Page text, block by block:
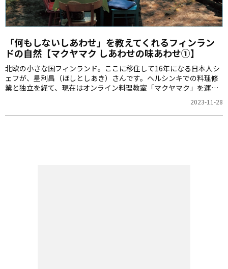
「何もしないしあわせ」を教えてくれるフィンラン
ドの自然【マクヤマク しあわせの味あわせ①】
北欧の小さな国フィンランド。ここに移住して16年になる日本人シ
ェフが、星利昌（ほしとしあき）さんです。ヘルシンキでの料理修
業と独立を経て、現在はオンライン料理教室「マクヤマク」を運
営。世界中に「おいしさ」と「しあわせ」を届けています。そんな
星さんが、フィンランドならではのあたたかな時間、味わい深い料
理の数々、素朴で飾らないフィンランドの人々について綴ったエッ
2023-11-28